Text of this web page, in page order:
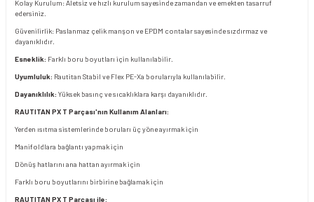
Kolay Kurulum: Aletsiz ve hızlı kurulum sayesinde zamandan ve emekten tasarruf
edersiniz.
Güvenilirlik: Paslanmaz çelik manşon ve EPDM contalar sayesinde sızdırmaz ve
dayanıklıdır.
Esneklik: Farklı boru boyutları için kullanılabilir.
Uyumluluk: Rautitan Stabil ve Flex PE-Xa borularıyla kullanılabilir.
Dayanıklılık: Yüksek basınç ve sıcaklıklara karşı dayanıklıdır.
RAUTITAN PX T Parçası'nın Kullanım Alanları:
Yerden ısıtma sistemlerinde boruları üç yöne ayırmak için
Manifoldlara bağlantı yapmak için
Dönüş hatlarını ana hattan ayırmak için
Farklı boru boyutlarını birbirine bağlamak için
RAUTITAN PX T Parçası ile: